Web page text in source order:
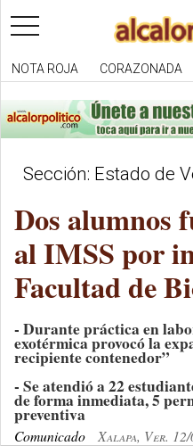
toggle
navigation
NOTA ROJA CORAZONADA
Sección: Estado de
Dos alumnos
al IMSS por
Facultad de
- Durante práctica en
exotérmica provocó la
recipiente contenedor”
- Se atendió a 22
de forma inmediata, 5
preventiva
Comunicado Xalapa, Ver.